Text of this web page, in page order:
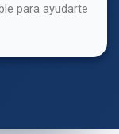
para ayudarte